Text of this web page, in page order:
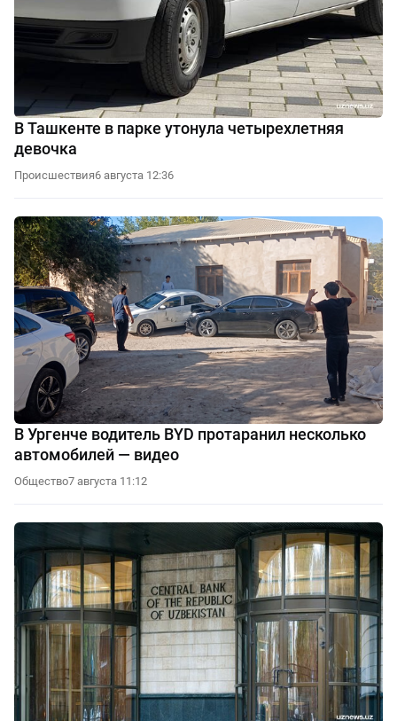
В Ташкенте в парке утонула четырехлетняя
девочка
Происшествия6 августа 12:36
В Ургенче водитель BYD протаранил несколько
автомобилей — видео
Общество7 августа 11:12